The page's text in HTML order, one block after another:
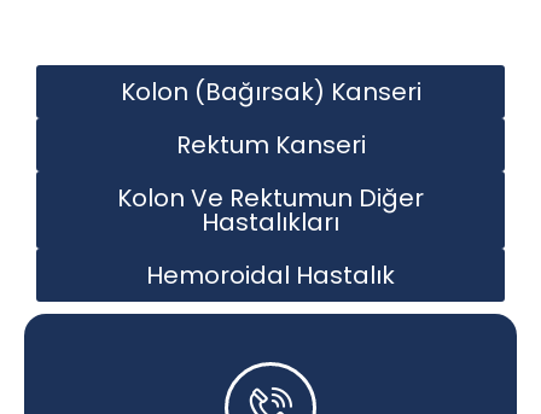
Kolon (Bağırsak) Kanseri
Rektum Kanseri
Kolon Ve Rektumun Diğer
Hastalıkları
Hemoroidal Hastalık